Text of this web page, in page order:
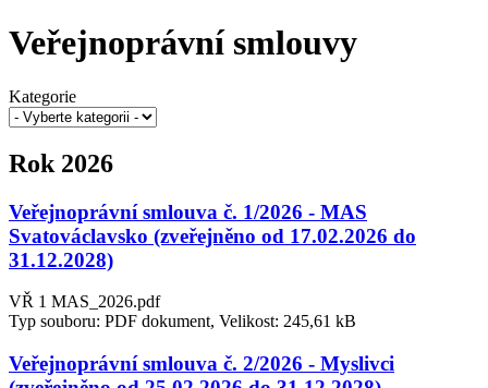
Veřejnoprávní smlouvy
Kategorie
Rok 2026
Veřejnoprávní smlouva č. 1/2026 - MAS
Svatováclavsko (zveřejněno od 17.02.2026 do
31.12.2028)
VŘ 1 MAS_2026.pdf
Typ souboru: PDF dokument, Velikost: 245,61 kB
Veřejnoprávní smlouva č. 2/2026 - Myslivci